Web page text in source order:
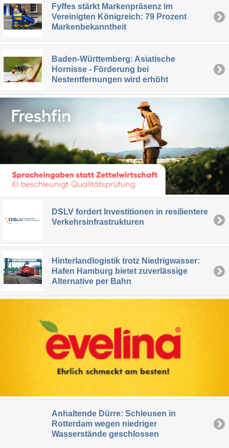
Fyffes stärkt Markenpräsenz im
Vereinigten Königreich: 79 Prozent
Markenbekanntheit
Baden-Württemberg: Asiatische
Hornisse - Förderung bei
Nestentfernungen wird erhöht
DSLV fordert Investitionen in resilientere
Verkehrsinfrastrukturen
Hinterlandlogistik trotz Niedrigwasser:
Hafen Hamburg bietet zuverlässige
Alternative per Bahn
Anhaltende Dürre: Schleusen in
Rotterdam wegen niedriger
Wasserstände geschlossen